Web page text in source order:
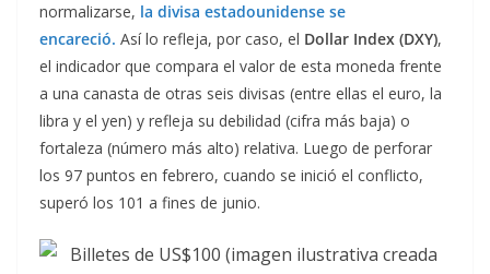
normalizarse, la divisa estadounidense se
encareció. Así lo refleja, por caso, el Dollar Index (DXY),
el indicador que compara el valor de esta moneda frente
a una canasta de otras seis divisas (entre ellas el euro, la
libra y el yen) y refleja su debilidad (cifra más baja) o
fortaleza (número más alto) relativa. Luego de perforar
los 97 puntos en febrero, cuando se inició el conflicto,
superó los 101 a fines de junio.